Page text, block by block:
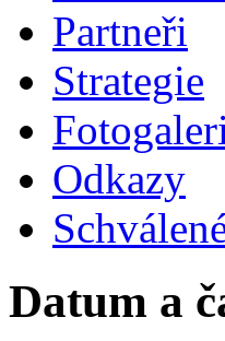
Partneři
Strategie
Odkazy
Datum a